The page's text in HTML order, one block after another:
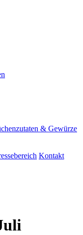
& Gewürze
Kontakt